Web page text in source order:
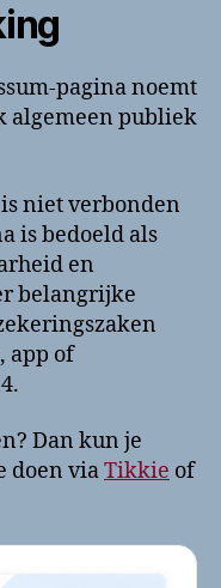
pagina noemt
algemeen publiek
niet verbonden
is bedoeld als
en
belangrijke
app of
Dan kun je
doen viaTikkie of